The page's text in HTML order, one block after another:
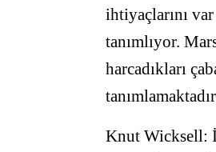
ihtiyaçlarını
tanımlıyor.
harcadıkları
Knut Wicksell: